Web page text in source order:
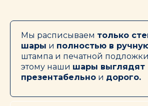
Мы расписываем только
шары и полностью в
штампа и печатной
этому наши шары выглядят
презентабельно и дорого.